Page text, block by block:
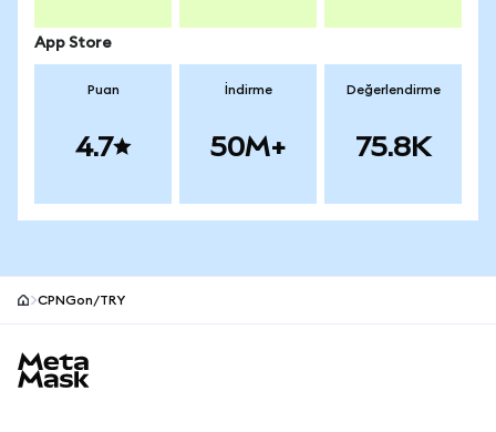
App Store
Puan
4.7
İndirme
50M+
Değerlendirme
75.8K
CPNGon/TRY